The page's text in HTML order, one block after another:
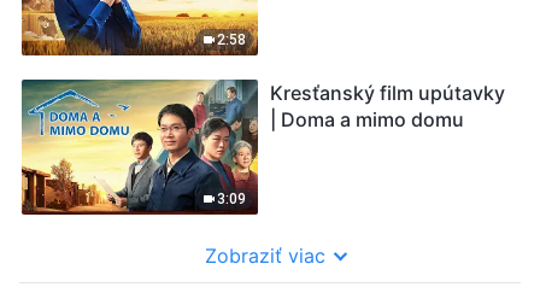
2:58
3:09
Kresťanský film upútavky
| Doma a mimo domu
Zobraziť viac